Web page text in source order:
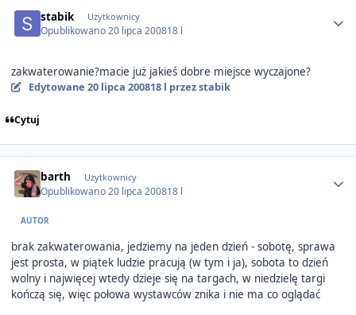
stabik Użytkownicy
Opublikowano20 lipca 200818 l
zakwaterowanie?macie już jakieś dobre miejsce wyczajone?
Edytowane 20 lipca 200818 l przez stabik
Cytuj
barth Użytkownicy
Opublikowano20 lipca 200818 l
AUTOR
brak zakwaterowania, jedziemy na jeden dzień - sobotę, sprawa
jest prosta, w piątek ludzie pracują (w tym i ja), sobota to dzień
wolny i najwięcej wtedy dzieje się na targach, w niedzielę targi
kończą się, więc połowa wystawców znika i nie ma co oglądać